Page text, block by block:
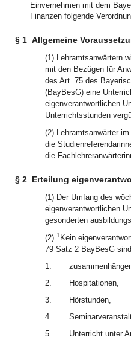
Einvernehmen mit dem
Finanzen folgende
§ 1 Allgemeine
(1) Lehramtsanwärtern
mit den Bezügen für
des Art. 75 des
(BayBesG) eine
eigenverantwortlichen
Unterrichtsstunden
(2) Lehramtsanwärter
die
die
§ 2 Erteilung
(1) Der Umfang des
eigenverantwortlichen
gesonderten
(2) 1 Kein
79 Satz 2 BayBesG
1.
2.
Hospitationen,
3.
Hörstunden,
4.
5.
Unterricht unter